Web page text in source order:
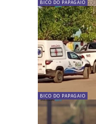
BICO DO PAPAGAIO
BICO DO PAPAGAIO